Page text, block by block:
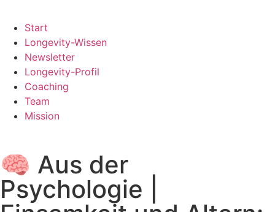
Start
Longevity-Wissen
Newsletter
Longevity-Profil
Coaching
Team
Mission
🧠 Aus der
Psychologie |